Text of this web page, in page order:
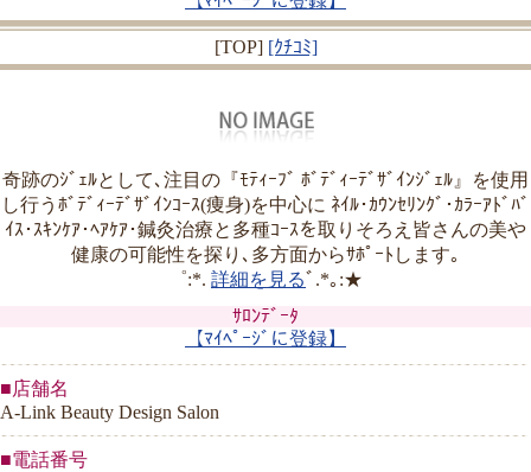
[TOP] [ｸﾁｺﾐ]
奇跡のｼﾞｪﾙとして､注目の『ﾓﾃｨｰﾌﾞ ﾎﾞﾃﾞｨｰﾃﾞｻﾞｲﾝｼﾞｪﾙ』を使用
し行うﾎﾞﾃﾞｨｰﾃﾞｻﾞｲﾝｺｰｽ(痩身)を中心に ﾈｲﾙ･ｶｳﾝｾﾘﾝｸﾞ･ｶﾗｰｱﾄﾞﾊﾞ
ｲｽ･ｽｷﾝｹｱ･ﾍｱｹｱ･鍼灸治療と多種ｺｰｽを取りそろえ皆さんの美や
健康の可能性を探り､多方面からｻﾎﾟｰﾄします｡
゜:*. 詳細を見るﾞ.*｡:★
ｻﾛﾝﾃﾞｰﾀ
【ﾏｲﾍﾟｰｼﾞに登録】
■店舗名
A-Link Beauty Design Salon
■電話番号